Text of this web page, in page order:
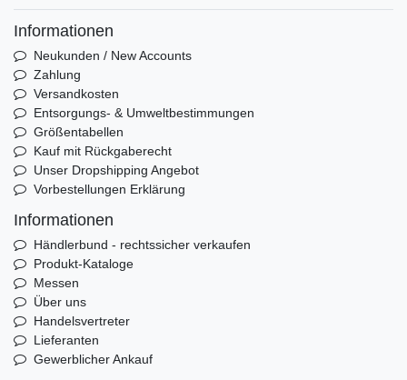
Informationen
Neukunden / New Accounts
Zahlung
Versandkosten
Entsorgungs- & Umweltbestimmungen
Größentabellen
Kauf mit Rückgaberecht
Unser Dropshipping Angebot
Vorbestellungen Erklärung
Informationen
Händlerbund - rechtssicher verkaufen
Produkt-Kataloge
Messen
Über uns
Handelsvertreter
Lieferanten
Gewerblicher Ankauf